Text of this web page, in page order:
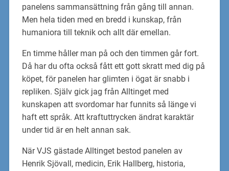
panelens sammansättning från gång till annan.
Men hela tiden med en bredd i kunskap, från
humaniora till teknik och allt där emellan.
En timme håller man på och den timmen går fort.
Då har du ofta också fått ett gott skratt med dig på
köpet, för panelen har glimten i ögat är snabb i
repliken. Själv gick jag från Alltinget med
kunskapen att svordomar har funnits så länge vi
haft ett språk. Att kraftuttrycken ändrat karaktär
under tid är en helt annan sak.
När VJS gästade Alltinget bestod panelen av
Henrik Sjövall, medicin, Erik Hallberg, historia,